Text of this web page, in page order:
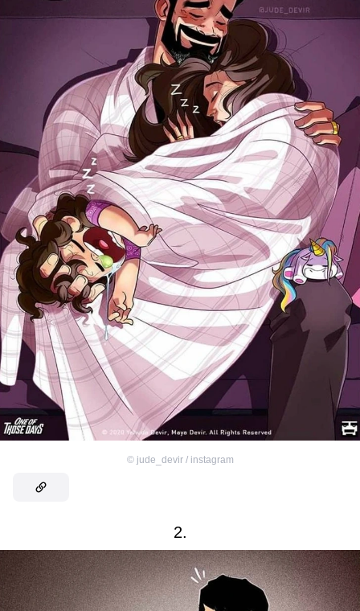
© jude_devir / instagram
2.